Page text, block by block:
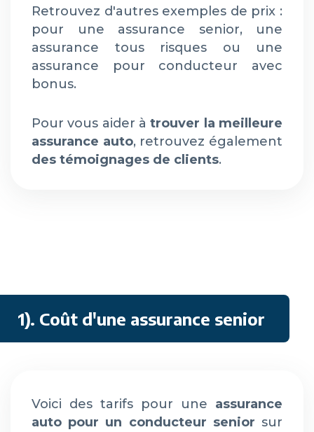
Retrouvez d'autres exemples de prix :
pour une assurance senior, une
assurance tous risques ou une
assurance pour conducteur avec
bonus.
Pour vous aider àtrouver la meilleure
assurance auto, retrouvez également
des témoignages de clients.
1). Coût d'une assurance senior
Voici des tarifs pour une assurance
auto pour un conducteur senior sur